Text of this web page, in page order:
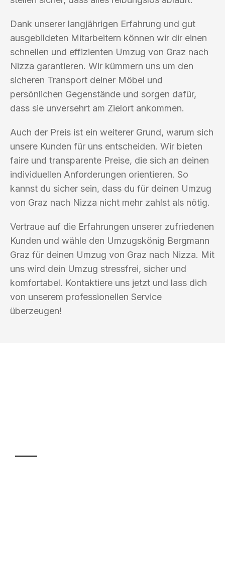
Dank unserer langjährigen Erfahrung und gut
ausgebildeten Mitarbeitern können wir dir einen
schnellen und effizienten Umzug von Graz nach
Nizza garantieren. Wir kümmern uns um den
sicheren Transport deiner Möbel und
persönlichen Gegenstände und sorgen dafür,
dass sie unversehrt am Zielort ankommen.
Auch der Preis ist ein weiterer Grund, warum sich
unsere Kunden für uns entscheiden. Wir bieten
faire und transparente Preise, die sich an deinen
individuellen Anforderungen orientieren. So
kannst du sicher sein, dass du für deinen Umzug
von Graz nach Nizza nicht mehr zahlst als nötig.
Vertraue auf die Erfahrungen unserer zufriedenen
Kunden und wähle den Umzugskönig Bergmann
Graz für deinen Umzug von Graz nach Nizza. Mit
uns wird dein Umzug stressfrei, sicher und
komfortabel. Kontaktiere uns jetzt und lass dich
von unserem professionellen Service
überzeugen!